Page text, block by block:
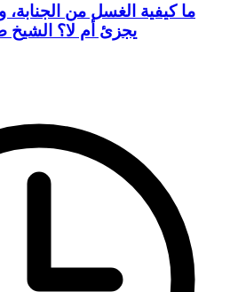
ما كيفية الغسل من
يجزئ أم لا؟ الشيخ